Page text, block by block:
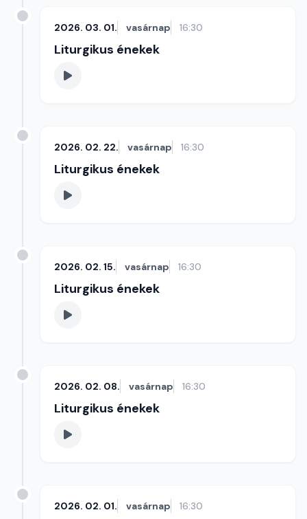
2026. 03. 01. vasárnap 16:30
Liturgikus énekek
2026. 02. 22. vasárnap 16:30
Liturgikus énekek
2026. 02. 15. vasárnap 16:30
Liturgikus énekek
2026. 02. 08. vasárnap 16:30
Liturgikus énekek
2026. 02. 01. vasárnap 16:30